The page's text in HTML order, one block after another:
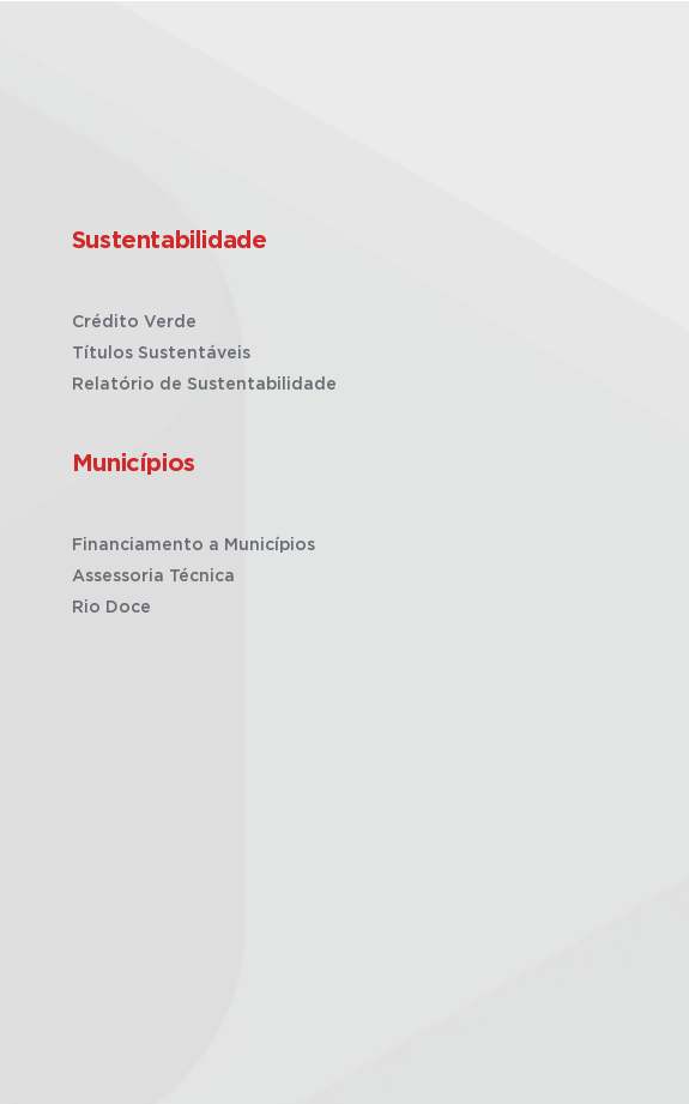
Sustentabilidade
Crédito Verde
Títulos Sustentáveis
Relatório de Sustentabilidade
Municípios
Financiamento a Municípios
Assessoria Técnica
Rio Doce